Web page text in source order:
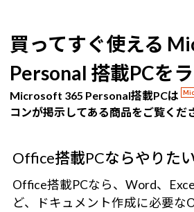
買ってすぐ使える
Personal 搭載PCを
Microsoft 365 Personal搭載PCは
コンが掲示してある商品をご覧くだ
Office搭載PCならやりた
Office搭載PCなら、Word、
ど、ドキュメント作成に必要な